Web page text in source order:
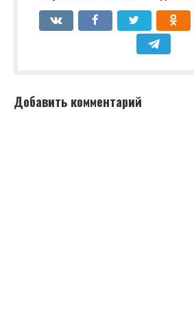
Добавить комментарий